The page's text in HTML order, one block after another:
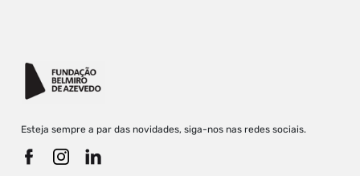
Esteja sempre a par das novidades, siga-nos nas redes sociais.